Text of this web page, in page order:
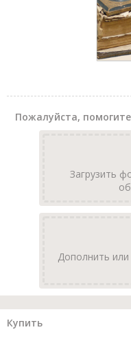
Пожалуйста,
Загрузить
Дополнить
Купить